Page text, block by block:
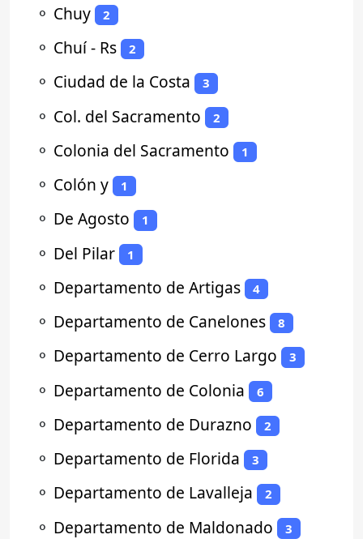
⚬ Chuy 2
⚬ Chuí - Rs 2
⚬ Ciudad de la Costa 3
⚬ Col. del Sacramento 2
⚬ Colonia del Sacramento 1
⚬ Colón y 1
⚬ De Agosto 1
⚬ Del Pilar 1
⚬ Departamento de Artigas 4
⚬ Departamento de Canelones 8
⚬ Departamento de Cerro Largo 3
⚬ Departamento de Colonia 6
⚬ Departamento de Durazno 2
⚬ Departamento de Florida 3
⚬ Departamento de Lavalleja 2
⚬ Departamento de Maldonado 3